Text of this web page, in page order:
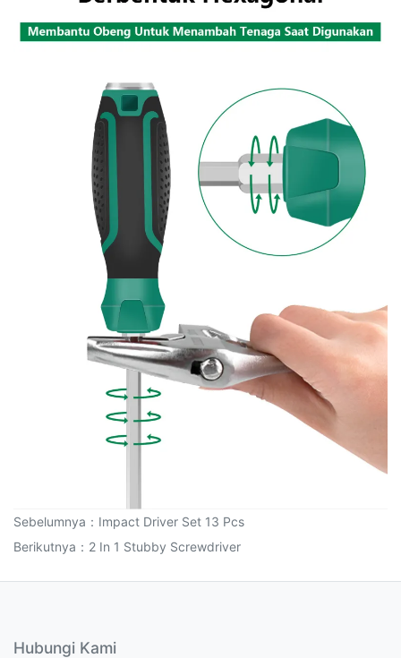
Sebelumnya： Impact Driver Set 13 Pcs
Berikutnya： 2 In 1 Stubby Screwdriver
Hubungi Kami